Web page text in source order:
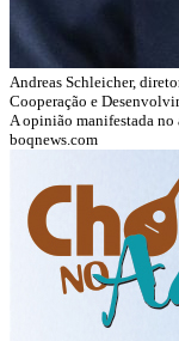
Andreas Schleicher,
Cooperação e
A opinião manifestada no
boqnews.com